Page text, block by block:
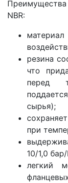
NBR:
резина
что
перед
сырья);
при
10/1,0
легкий